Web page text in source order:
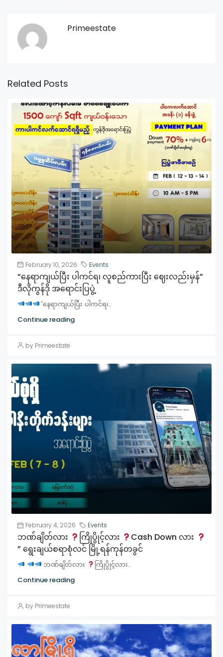
Primeestate
Related Posts
February 10, 2026 Events
“နေရာကျယ်ပြီး ပါကင်ရ၊ လူစည်ကားပြီး ဈေးလည်းမှန်”
ဒီလိုကွန်ဒို အရောင်းပြပွဲ့
"နေရာကျယ်ပြီး ပါကင်ရ၊...
Continue reading
by Primeestate
February 4, 2026 Events
ဘဏ်ချိတ်လား ကြိုပွိုင့်လား
Cash Down လား
” ရွေးချယ်စရာစုံလင် မြို့ရန်ကုန်တခွင်
ဘဏ်ချိတ်လား
ကြိုပွိုင့်လား...
Continue reading
by Primeestate